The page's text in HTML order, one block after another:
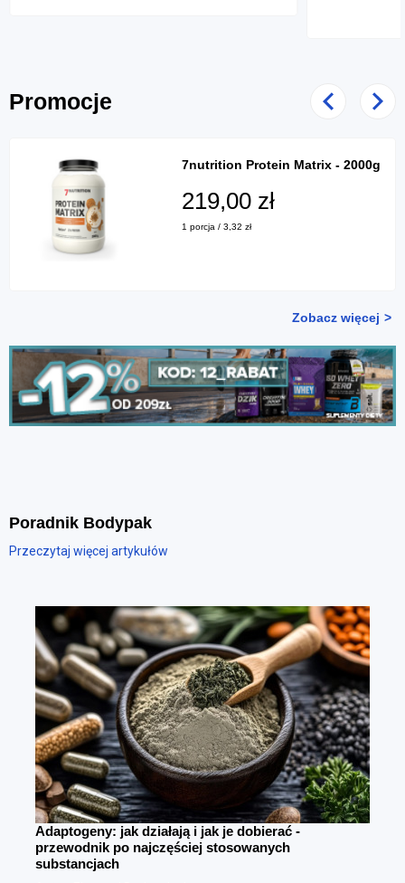
Promocje Poprzedni
7nutrition Protein Matrix - 2000g
219,00 zł
1 porcja / 3,32 zł
Zobacz więcej
Poradnik Bodypak
Przeczytaj więcej artykułów
Adaptogeny: jak działają i jak je dobierać -
przewodnik po najczęściej stosowanych
substancjach